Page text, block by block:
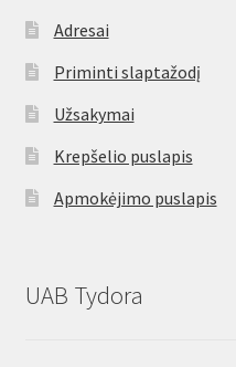
Adresai
Priminti slaptažodį
Užsakymai
Krepšelio puslapis
Apmokėjimo puslapis
UAB Tydora